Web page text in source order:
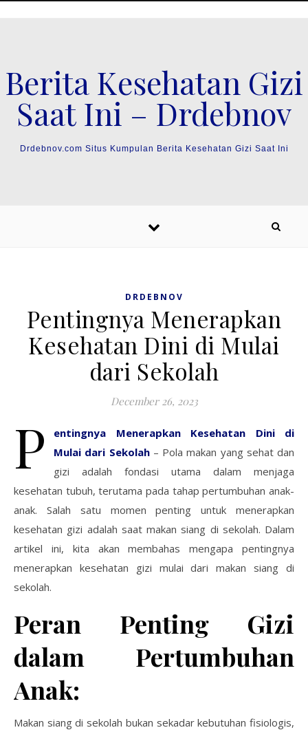
Berita Kesehatan Gizi
Saat Ini – Drdebnov
Drdebnov.com Situs Kumpulan Berita Kesehatan Gizi Saat Ini
DRDEBNOV
Pentingnya Menerapkan
Kesehatan Dini di Mulai
dari Sekolah
December 26, 2023
P
entingnya Menerapkan Kesehatan Dini di
Mulai dari Sekolah – Pola makan yang sehat dan
gizi adalah fondasi utama dalam menjaga
kesehatan tubuh, terutama pada tahap pertumbuhan anak-
anak. Salah satu momen penting untuk menerapkan
kesehatan gizi adalah saat makan siang di sekolah. Dalam
artikel ini, kita akan membahas mengapa pentingnya
menerapkan kesehatan gizi mulai dari makan siang di
sekolah.
Peran Penting Gizi
dalam Pertumbuhan
Anak:
Makan siang di sekolah bukan sekadar kebutuhan fisiologis,